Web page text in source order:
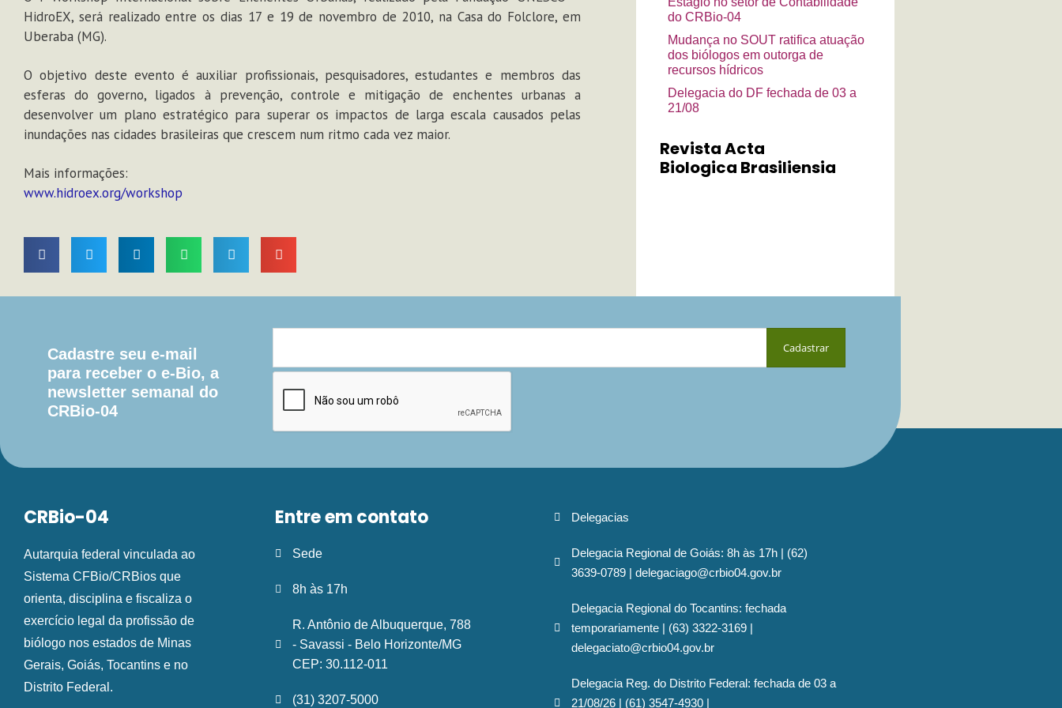
HidroEX, será realizado entre os dias 17 e 19 de novembro de 2010, na Casa do Folclore, em
Uberaba (MG).
O objetivo deste evento é auxiliar profissionais, pesquisadores, estudantes e membros das
esferas do governo, ligados à prevenção, controle e mitigação de enchentes urbanas a
desenvolver um plano estratégico para superar os impactos de larga escala causados pelas
inundações nas cidades brasileiras que crescem num ritmo cada vez maior.
Mais informações:
www.hidroex.org/workshop
do CRBio-04
Mudança no SOUT ratifica atuação
dos biólogos em outorga de
recursos hídricos
Delegacia do DF fechada de 03 a
21/08
Revista Acta
Biologica Brasiliensia
Cadastre seu e-mail
para receber o e-Bio, a
newsletter semanal do
CRBio-04
CRBio-04
Autarquia federal vinculada ao
Sistema CFBio/CRBios que
orienta, disciplina e fiscaliza o
exercício legal da profissão de
biólogo nos estados de Minas
Gerais, Goiás, Tocantins e no
Distrito Federal.
Entre em contato
Sede
8h às 17h
R. Antônio de Albuquerque, 788
- Savassi - Belo Horizonte/MG
CEP: 30.112-011
(31) 3207-5000
Delegacias
Delegacia Regional de Goiás: 8h às 17h | (62)
3639-0789 | delegaciago@crbio04.gov.br
Delegacia Regional do Tocantins: fechada
temporariamente | (63) 3322-3169 |
delegaciato@crbio04.gov.br
Delegacia Reg. do Distrito Federal: fechada de 03 a
21/08/26 | (61) 3547-4930 |